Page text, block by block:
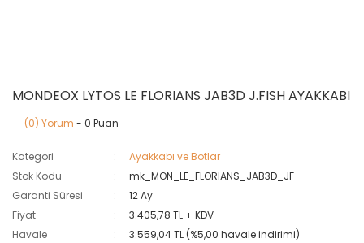
MONDEOX LYTOS LE FLORIANS JAB3D J.FISH AYAKKABI
(0) Yorum - 0 Puan
Kategori
Ayakkabı ve Botlar
Stok Kodu
mk_MON_LE_FLORIANS_JAB3D_JF
Garanti Süresi
12 Ay
Fiyat
3.405,78 TL + KDV
Havale
3.559,04 TL (%5,00 havale indirimi)